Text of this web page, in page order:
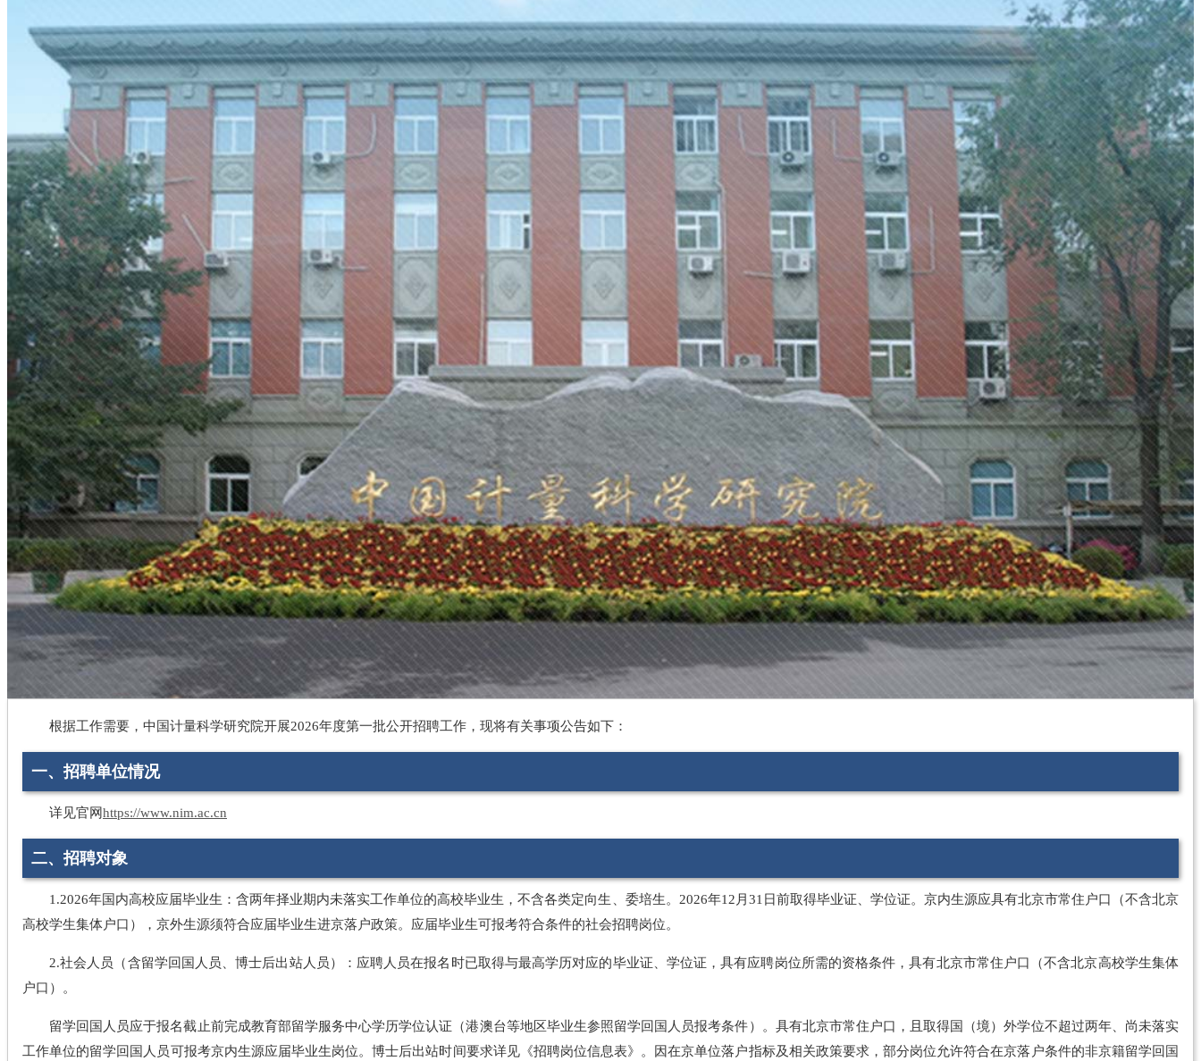
根据工作需要，中国计量科学研究院开展2026年度第一批公开招聘工作，现将有关事项公告如下：
一、招聘单位情况
详见官网https://www.nim.ac.cn
二、招聘对象
1.2026年国内高校应届毕业生：含两年择业期内未落实工作单位的高校毕业生，不含各类定向生、委培生。2026年12月31日前取得毕业证、学位证。京内生源应具有北京市常住户口（不含北京
高校学生集体户口），京外生源须符合应届毕业生进京落户政策。应届毕业生可报考符合条件的社会招聘岗位。
2.社会人员（含留学回国人员、博士后出站人员）：应聘人员在报名时已取得与最高学历对应的毕业证、学位证，具有应聘岗位所需的资格条件，具有北京市常住户口（不含北京高校学生集体
户口）。
留学回国人员应于报名截止前完成教育部留学服务中心学历学位认证（港澳台等地区毕业生参照留学回国人员报考条件）。具有北京市常住户口，且取得国（境）外学位不超过两年、尚未落实
工作单位的留学回国人员可报考京内生源应届毕业生岗位。博士后出站时间要求详见《招聘岗位信息表》。因在京单位落户指标及相关政策要求，部分岗位允许符合在京落户条件的非京籍留学回国